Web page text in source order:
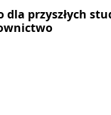
dla przyszłych